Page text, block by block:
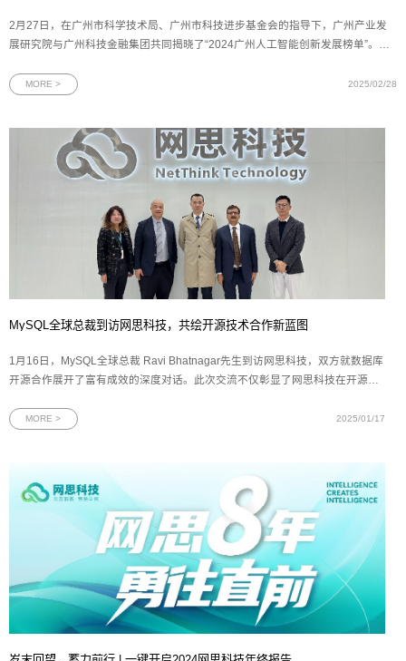
2月27日，在广州市科学技术局、广州市科技进步基金会的指导下，广州产业发
展研究院与广州科技金融集团共同揭晓了“2024广州人工智能创新发展榜单”。网
值企业”称号，充分展现其在人工智能创新应用场景中的示范引领作用。图为网思
MORE > 2025/02/28
MySQL全球总裁到访网思科技，共绘开源技术合作新蓝图
1月16日，MySQL全球总裁 Ravi Bhatnagar先生到访网思科技，双方就数据库
开源合作展开了富有成效的深度对话。此次交流不仅彰显了网思科技在开源技
动数字化转型方面的决心和行动力。MySQL，作为一款秉承开源理念、功能强
MORE > 2025/01/17